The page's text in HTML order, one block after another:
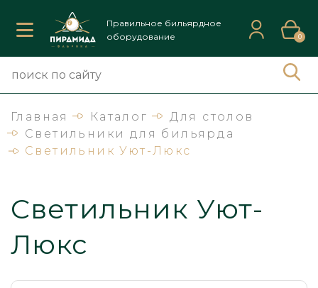
Правильное бильярдное
оборудование
0
Главная Каталог
Для столов
Светильники для бильярда
Светильник Уют-Люкс
Светильник Уют-
Люкс